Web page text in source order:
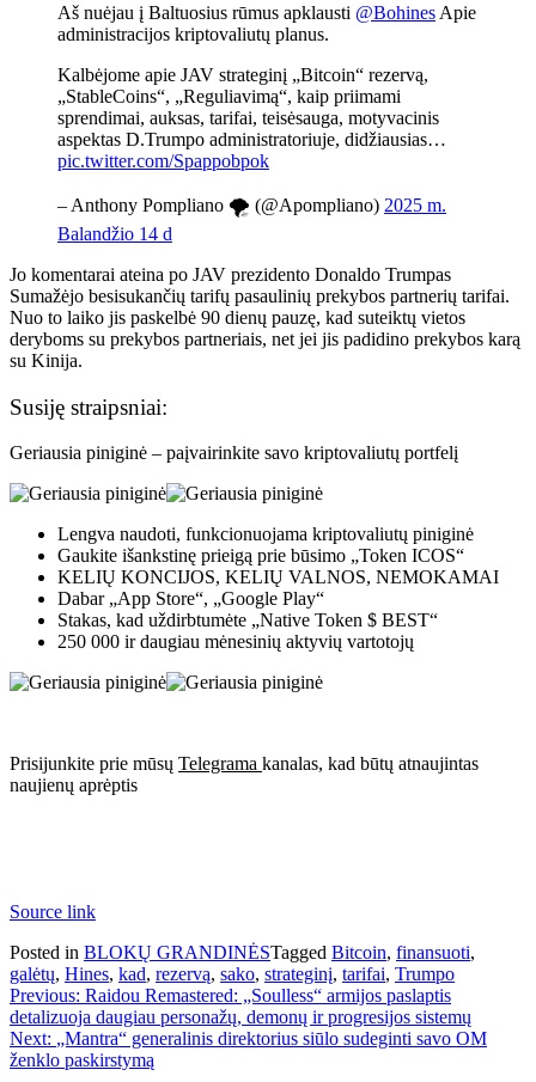
Aš nuėjau į Baltuosius rūmus apklausti @Bohines Apie
administracijos kriptovaliutų planus.
Kalbėjome apie JAV strateginį „Bitcoin“ rezervą,
„StableCoins“, „Reguliavimą“, kaip priimami
sprendimai, auksas, tarifai, teisėsauga, motyvacinis
aspektas D.Trumpo administratoriuje, didžiausias…
pic.twitter.com/Spappobpok
– Anthony Pompliano 🌪 (@Apompliano) 2025 m.
Balandžio 14 d
Jo komentarai ateina po JAV prezidento Donaldo Trumpas
Sumažėjo besisukančių tarifų pasaulinių prekybos partnerių tarifai.
Nuo to laiko jis paskelbė 90 dienų pauzę, kad suteiktų vietos
deryboms su prekybos partneriais, net jei jis padidino prekybos karą
su Kinija.
Susiję straipsniai:
Geriausia piniginė – paįvairinkite savo kriptovaliutų portfelį
Lengva naudoti, funkcionuojama kriptovaliutų piniginė
Gaukite išankstinę prieigą prie būsimo „Token ICOS“
KELIŲ KONCIJOS, KELIŲ VALNOS, NEMOKAMAI
Dabar „App Store“, „Google Play“
Stakas, kad uždirbtumėte „Native Token $ BEST“
250 000 ir daugiau mėnesinių aktyvių vartotojų
Prisijunkite prie mūsų Telegrama kanalas, kad būtų atnaujintas
naujienų aprėptis
Source link
Posted in BLOKŲ GRANDINĖSTagged Bitcoin, finansuoti,
galėtų, Hines, kad, rezervą, sako, strateginį, tarifai, Trumpo
Navigacija
tarp
įrašų
Previous: Raidou Remastered: „Soulless“ armijos paslaptis
detalizuoja daugiau personažų, demonų ir progresijos sistemų
Next: „Mantra“ generalinis direktorius siūlo sudeginti savo OM
ženklo paskirstymą